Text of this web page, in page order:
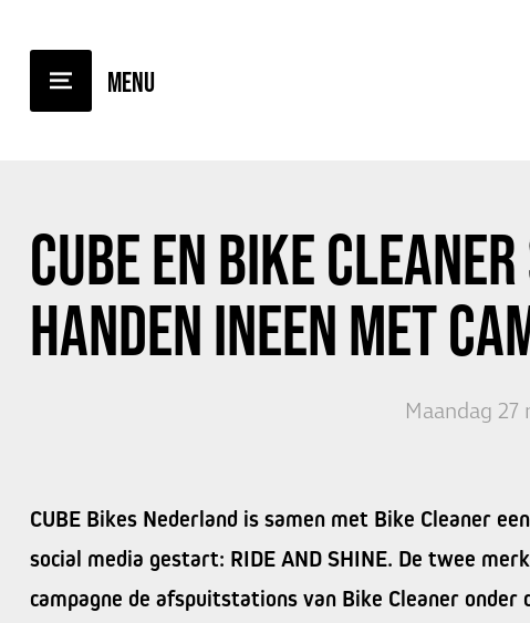
CUBE EN BIKE
HANDEN INEEN MET
Maandag 27
CUBE Bikes Nederland is samen met Bike Cleaner
social media gestart: RIDE AND SHINE. De twee
campagne de afspuitstations van Bike Cleaner onder